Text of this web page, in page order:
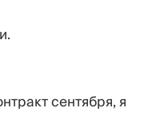
сентября, я